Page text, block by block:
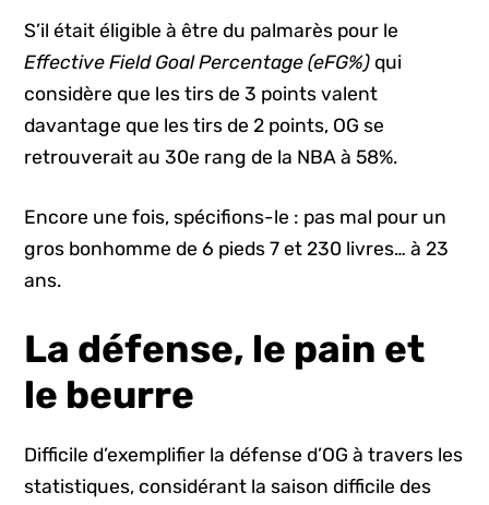
S’il était éligible à être du palmarès pour le
Effective Field Goal Percentage (eFG%) qui
considère que les tirs de 3 points valent
davantage que les tirs de 2 points, OG se
retrouverait au 30e rang de la NBA à 58%.
Encore une fois, spécifions-le : pas mal pour un
gros bonhomme de 6 pieds 7 et 230 livres… à 23
ans.
La défense, le pain et
le beurre
Difficile d’exemplifier la défense d’OG à travers les
statistiques, considérant la saison difficile des